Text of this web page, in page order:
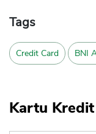
Tags
Credit Card BNI
Kartu